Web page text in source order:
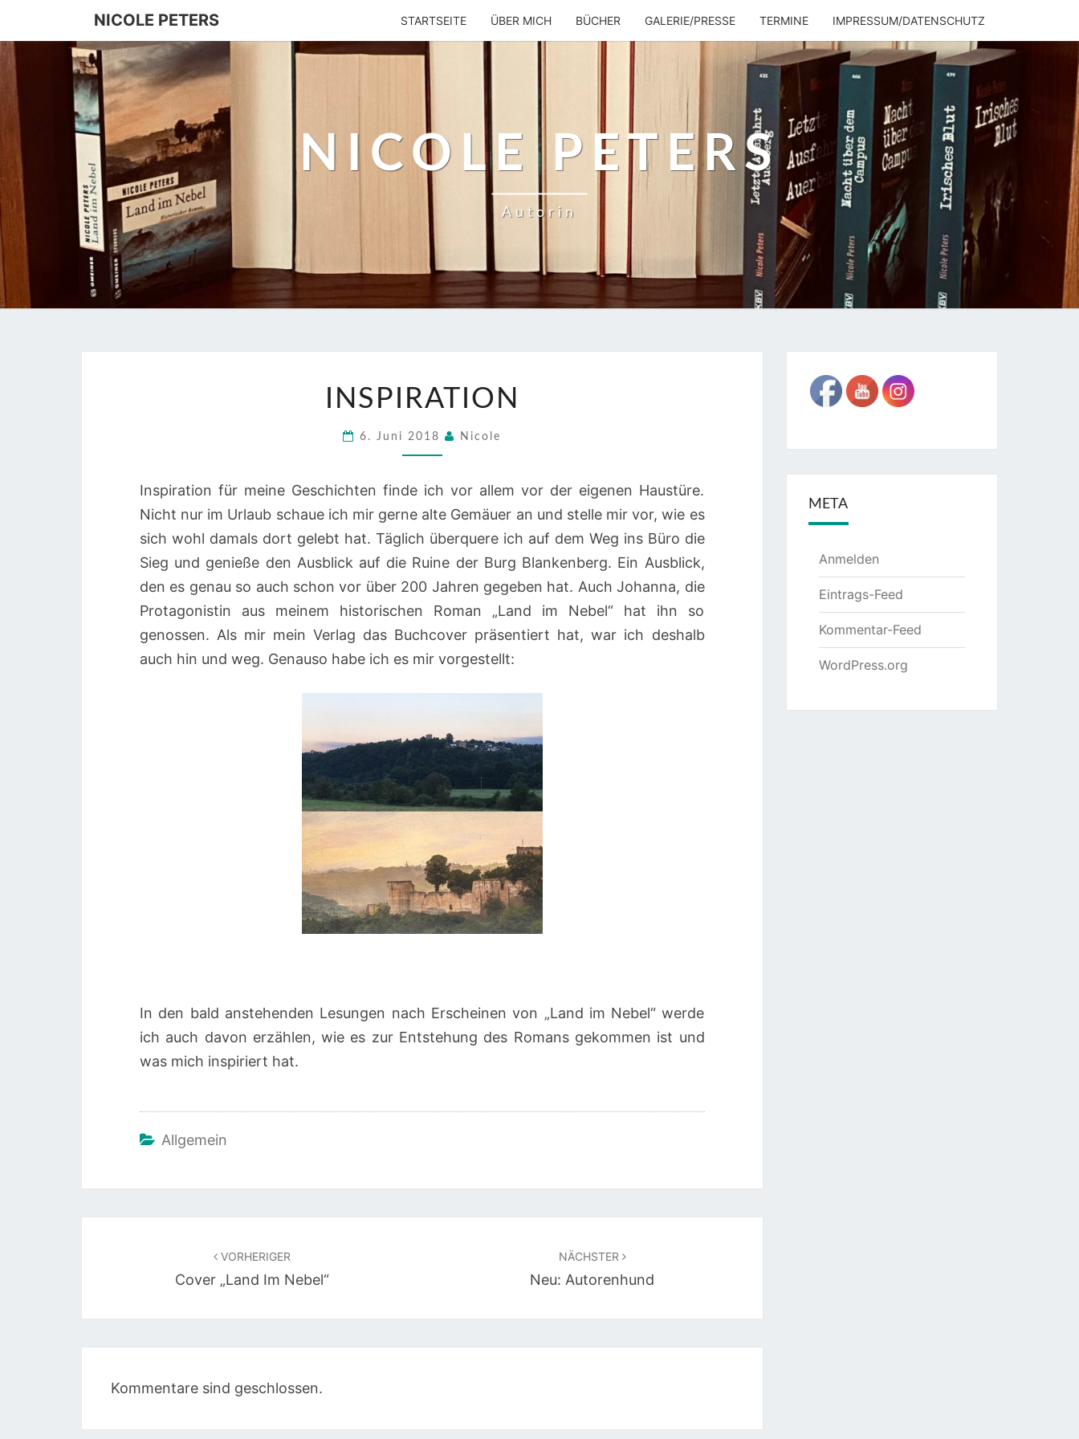
NICOLE PETERS STARTSEITE ÜBER MICH BÜCHER GALERIE/PRESSE TERMINE IMPRESSUM/DATENSCHUTZ
NICOLE PETERS
Autorin
INSPIRATION
6. Juni 2018 Nicole
Inspiration für meine Geschichten finde ich vor allem vor der eigenen Haustüre.
Nicht nur im Urlaub schaue ich mir gerne alte Gemäuer an und stelle mir vor, wie es
sich wohl damals dort gelebt hat. Täglich überquere ich auf dem Weg ins Büro die
Sieg und genieße den Ausblick auf die Ruine der Burg Blankenberg. Ein Ausblick,
den es genau so auch schon vor über 200 Jahren gegeben hat. Auch Johanna, die
Protagonistin aus meinem historischen Roman „Land im Nebel“ hat ihn so
genossen. Als mir mein Verlag das Buchcover präsentiert hat, war ich deshalb
auch hin und weg. Genauso habe ich es mir vorgestellt:
In den bald anstehenden Lesungen nach Erscheinen von „Land im Nebel“ werde
ich auch davon erzählen, wie es zur Entstehung des Romans gekommen ist und
was mich inspiriert hat.
Allgemein
VORHERIGER
Cover „Land Im Nebel“
NÄCHSTER
Neu: Autorenhund
Kommentare sind geschlossen.
META
Anmelden
Eintrags-Feed
Kommentar-Feed
WordPress.org